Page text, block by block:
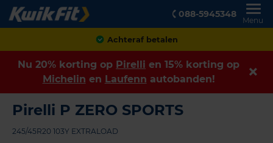
088-5945348
Menu
Klanten geven ons een
Nu 20% korting op Pirelli en 15% korting op
Michelin en Laufenn autobanden!
Pirelli P ZERO SPORTS
245/45R20 103Y EXTRALOAD